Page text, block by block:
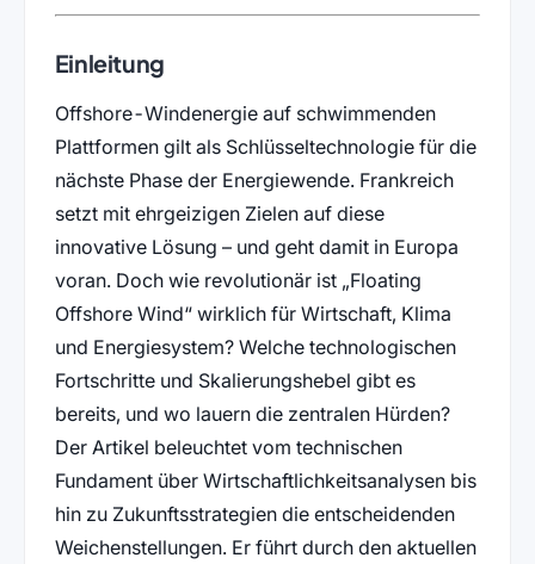
Einleitung
Offshore-Windenergie auf schwimmenden
Plattformen gilt als Schlüsseltechnologie für die
nächste Phase der Energiewende. Frankreich
setzt mit ehrgeizigen Zielen auf diese
innovative Lösung – und geht damit in Europa
voran. Doch wie revolutionär ist „Floating
Offshore Wind“ wirklich für Wirtschaft, Klima
und Energiesystem? Welche technologischen
Fortschritte und Skalierungshebel gibt es
bereits, und wo lauern die zentralen Hürden?
Der Artikel beleuchtet vom technischen
Fundament über Wirtschaftlichkeitsanalysen bis
hin zu Zukunftsstrategien die entscheidenden
Weichenstellungen. Er führt durch den aktuellen